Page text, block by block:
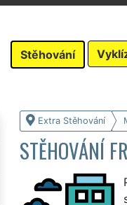
Stěhování
Extra Stěhování
STĚHOVÁNÍ